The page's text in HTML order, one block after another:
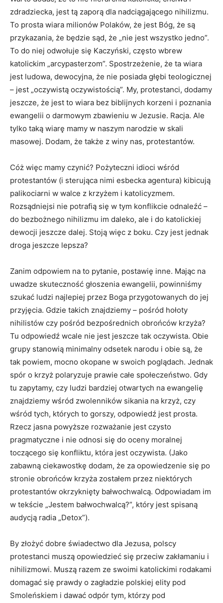
zdradziecka, jest tą zaporą dla nadciągającego nihilizmu.
To prosta wiara milionów Polaków, że jest Bóg, że są
przykazania, że będzie sąd, że „nie jest wszystko jedno”.
To do niej odwołuje się Kaczyński, często wbrew
katolickim „arcypasterzom”. Spostrzeżenie, że ta wiara
jest ludowa, dewocyjna, że nie posiada głębi teologicznej
– jest „oczywistą oczywistością”. My, protestanci, dodamy
jeszcze, że jest to wiara bez biblijnych korzeni i poznania
ewangelii o darmowym zbawieniu w Jezusie. Racja. Ale
tylko taką wiarę mamy w naszym narodzie w skali
masowej. Dodam, że także z winy nas, protestantów.
Cóż więc mamy czynić? Pożyteczni idioci wśród
protestantów (i sterująca nimi esbecka agentura) kibicują
palikociarni w walce z krzyżem i katolicyzmem.
Rozsądniejsi nie potrafią się w tym konflikcie odnaleźć –
do bezbożnego nihilizmu im daleko, ale i do katolickiej
dewocji jeszcze dalej. Stoją więc z boku. Czy jest jednak
droga jeszcze lepsza?
Zanim odpowiem na to pytanie, postawię inne. Mając na
uwadze skuteczność głoszenia ewangelii, powinniśmy
szukać ludzi najlepiej przez Boga przygotowanych do jej
przyjęcia. Gdzie takich znajdziemy – pośród hołoty
nihilistów czy pośród bezpośrednich obrońców krzyża?
Tu odpowiedź wcale nie jest jeszcze tak oczywista. Obie
grupy stanowią minimalny odsetek narodu i obie są, że
tak powiem, mocno okopane w swoich poglądach. Jednak
spór o krzyż polaryzuje prawie całe społeczeństwo. Gdy
tu zapytamy, czy ludzi bardziej otwartych na ewangelię
znajdziemy wśród zwolenników sikania na krzyż, czy
wśród tych, których to gorszy, odpowiedź jest prosta.
Rzecz jasna powyższe rozważanie jest czysto
pragmatyczne i nie odnosi się do oceny moralnej
toczącego się konfliktu, która jest oczywista. (Jako
zabawną ciekawostkę dodam, że za opowiedzenie się po
stronie obrońców krzyża zostałem przez niektórych
protestantów okrzyknięty bałwochwalcą. Odpowiadam im
w tekście „Jestem bałwochwalcą?”, który jest spisaną
audycją radia „Detox”).
By złożyć dobre świadectwo dla Jezusa, polscy
protestanci muszą opowiedzieć się przeciw zakłamaniu i
nihilizmowi. Muszą razem ze swoimi katolickimi rodakami
domagać się prawdy o zagładzie polskiej elity pod
Smoleńskiem i dawać odpór tym, którzy pod